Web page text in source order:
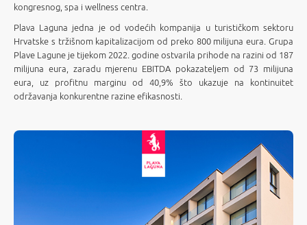
kongresnog, spa i wellness centra.
Plava Laguna jedna je od vodećih kompanija u turističkom sektoru
Hrvatske s tržišnom kapitalizacijom od preko 800 milijuna eura. Grupa
Plave Lagune je tijekom 2022. godine ostvarila prihode na razini od 187
milijuna eura, zaradu mjerenu EBITDA pokazateljem od 73 milijuna
eura, uz profitnu marginu od 40,9% što ukazuje na kontinuitet
održavanja konkurentne razine efikasnosti.